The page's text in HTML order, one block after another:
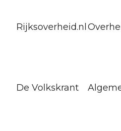
Rijksoverheid.nl
De Volkskrant